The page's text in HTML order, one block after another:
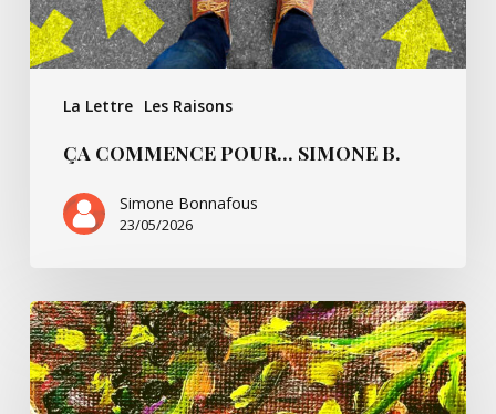
La Lettre Les Raisons
ÇA COMMENCE POUR… SIMONE B.
Simone Bonnafous
23/05/2026
Un
peu
de
Paul